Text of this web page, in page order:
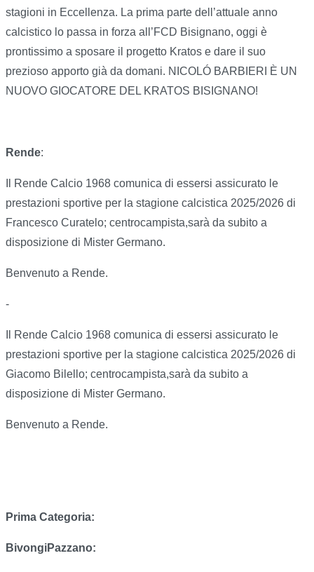
stagioni in Eccellenza. La prima parte dell’attuale anno
calcistico lo passa in forza all’FCD Bisignano, oggi è
prontissimo a sposare il progetto Kratos e dare il suo
prezioso apporto già da domani. NICOLÓ BARBIERI È UN
NUOVO GIOCATORE DEL KRATOS BISIGNANO!
Rende:
Il Rende Calcio 1968 comunica di essersi assicurato le
prestazioni sportive per la stagione calcistica 2025/2026 di
Francesco Curatelo; centrocampista,sarà da subito a
disposizione di Mister Germano.
Benvenuto a Rende.
-
Il Rende Calcio 1968 comunica di essersi assicurato le
prestazioni sportive per la stagione calcistica 2025/2026 di
Giacomo Bilello; centrocampista,sarà da subito a
disposizione di Mister Germano.
Benvenuto a Rende.
Prima Categoria:
BivongiPazzano: